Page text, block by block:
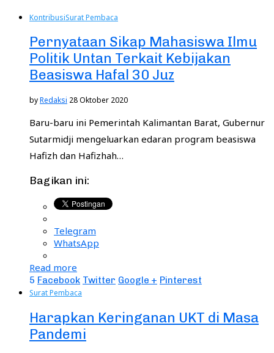
KontribusiSurat Pembaca
Pernyataan Sikap Mahasiswa Ilmu
Politik Untan Terkait Kebijakan
Beasiswa Hafal 30 Juz
byRedaksi 28 Oktober 2020
Baru-baru ini Pemerintah Kalimantan Barat, Gubernur
Sutarmidji mengeluarkan edaran program beasiswa
Hafizh dan Hafizhah…
Bagikan ini:
Telegram
WhatsApp
Read more
5 Facebook Twitter Google + Pinterest
Surat Pembaca
Harapkan Keringanan UKT di Masa
Pandemi